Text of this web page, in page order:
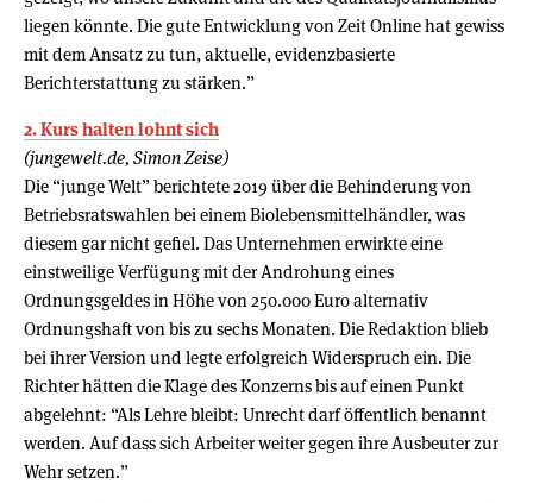
liegen könnte. Die gute Entwicklung von Zeit Online hat gewiss
mit dem Ansatz zu tun, aktuelle, evidenzbasierte
Berichterstattung zu stärken.”
2. Kurs halten lohnt sich
(jungewelt.de, Simon Zeise)
Die “junge Welt” berichtete 2019 über die Behinderung von
Betriebsratswahlen bei einem Biolebensmittelhändler, was
diesem gar nicht gefiel. Das Unternehmen erwirkte eine
einstweilige Verfügung mit der Androhung eines
Ordnungsgeldes in Höhe von 250.000 Euro alternativ
Ordnungshaft von bis zu sechs Monaten. Die Redaktion blieb
bei ihrer Version und legte erfolgreich Widerspruch ein. Die
Richter hätten die Klage des Konzerns bis auf einen Punkt
abgelehnt: “Als Lehre bleibt: Unrecht darf öffentlich benannt
werden. Auf dass sich Arbeiter weiter gegen ihre Ausbeuter zur
Wehr setzen.”